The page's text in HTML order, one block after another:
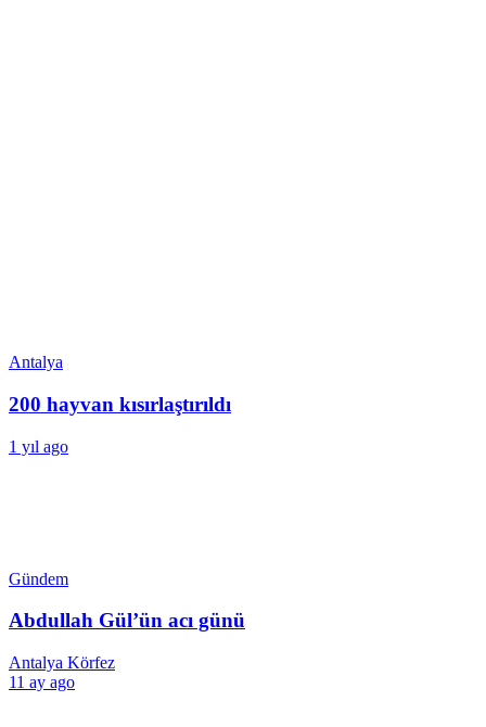
Antalya
200 hayvan kısırlaştırıldı
1 yıl ago
Gündem
Abdullah Gül’ün acı günü
Antalya Körfez
11 ay ago